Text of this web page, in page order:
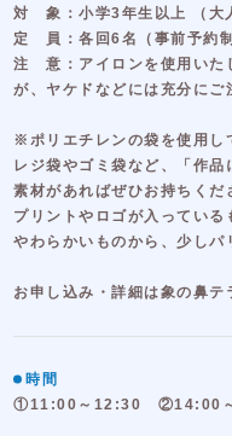
対 象：小学3年生以上 （大
定 員：各回6名（事前予約制
注 意：アイロンを使用いた
が、ヤケドなどには充分にご
※ポリエチレンの袋を使用し
レジ袋やゴミ袋など、「作
素材があればぜひお持ちくだ
プリントやロゴが入っている
やわらかいものから、少しパ
お申し込み・詳細は象の鼻テ
時間
①11:00～12:30 ②14:00